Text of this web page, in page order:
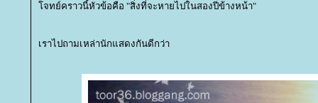
จทย์คราวนี้หัวข้อคือ "สิ่งที่จะหายไปในสองปีข้างหน้า"
เราไปถามเหล่านักแสดงกันดีกว่า